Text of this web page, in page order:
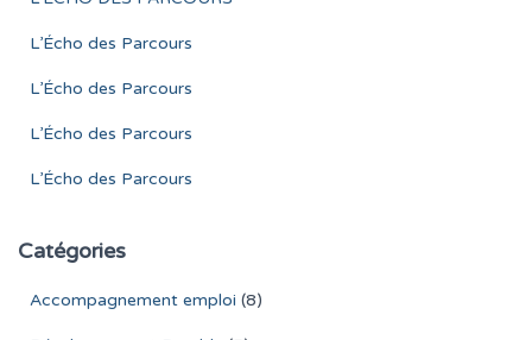
L’Écho des Parcours
L’Écho des Parcours
L’Écho des Parcours
L’Écho des Parcours
Catégories
Accompagnement emploi (8)